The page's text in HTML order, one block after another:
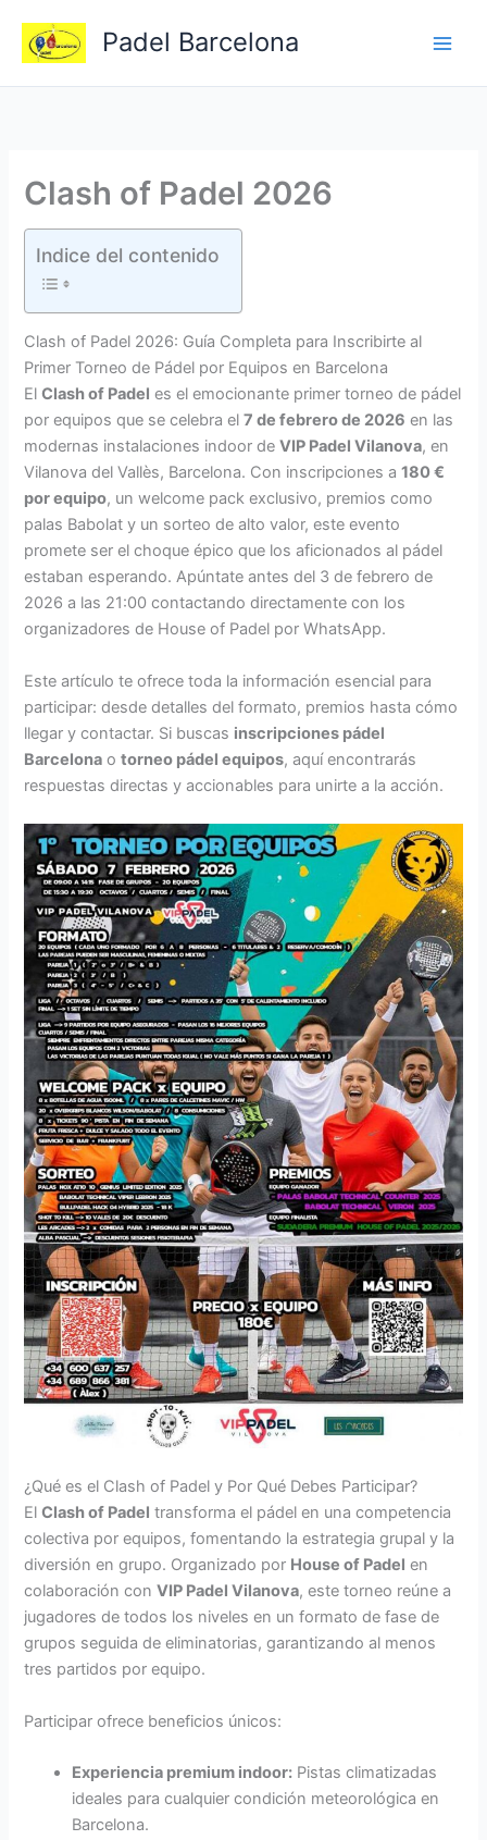
contenido
Padel Barcelona
Clash of Padel 2026
Indice del contenido
Clash of Padel 2026: Guía Completa para Inscribirte al
Primer Torneo de Pádel por Equipos en Barcelona
ElClash of Padel es el emocionante primer torneo de pádel
por equipos que se celebra el7 de febrero de 2026 en las
modernas instalaciones indoor deVIP Padel Vilanova, en
Vilanova del Vallès, Barcelona. Con inscripciones a180 €
por equipo, un welcome pack exclusivo, premios como
palas Babolat y un sorteo de alto valor, este evento
promete ser el choque épico que los aficionados al pádel
estaban esperando. Apúntate antes del 3 de febrero de
2026 a las 21:00 contactando directamente con los
organizadores de House of Padel por WhatsApp.
Este artículo te ofrece toda la información esencial para
participar: desde detalles del formato, premios hasta cómo
llegar y contactar. Si buscas inscripciones pádel
Barcelona otorneo pádel equipos, aquí encontrarás
respuestas directas y accionables para unirte a la acción.
¿Qué es el Clash of Padel y Por Qué Debes Participar?
ElClash of Padel transforma el pádel en una competencia
colectiva por equipos, fomentando la estrategia grupal y la
diversión en grupo. Organizado por House of Padel en
colaboración conVIP Padel Vilanova, este torneo reúne a
jugadores de todos los niveles en un formato de fase de
grupos seguida de eliminatorias, garantizando al menos
tres partidos por equipo.
Participar ofrece beneficios únicos:
Experiencia premium indoor: Pistas climatizadas
ideales para cualquier condición meteorológica en
Barcelona.